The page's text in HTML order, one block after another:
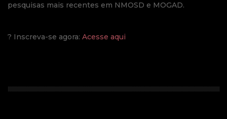
pesquisas mais recentes em NMOSD e MOGAD.
? Inscreva-se agora: Acesse aqui